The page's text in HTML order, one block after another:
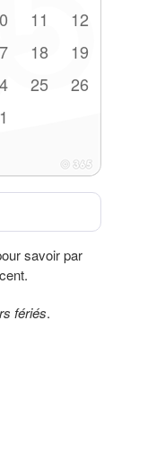
11 12
18 19
25 26
savoir par
fériés.